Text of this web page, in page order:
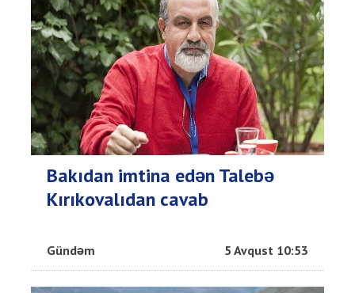
Bakıdan imtina edən Talebə
Kırıkovalıdan cavab
Gündəm 5 Avqust 10:53